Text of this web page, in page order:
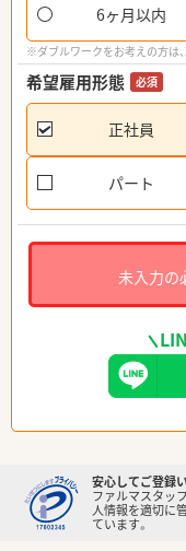
6ヶ月以内
※ダブルワークをお考えの方は
希望雇用形態 必須
正社員
パート
未入力の
安心してご登録
ファルマスタッ
人情報を適切に
ています。